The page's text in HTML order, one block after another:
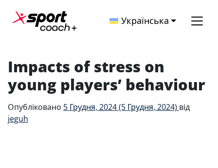
Головна навігація Українська
Impacts of stress on
young players’ behaviour
Опубліковано 5 Грудня, 2024(5 Грудня, 2024) від
jeguh